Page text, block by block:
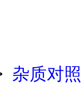
杂质对照